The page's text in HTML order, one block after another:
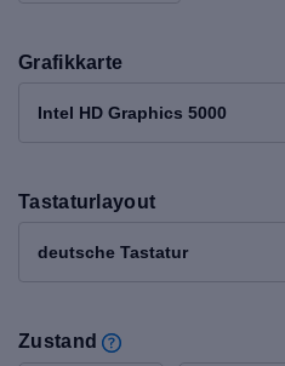
Grafikkarte
Intel HD Graphics 5000
Tastaturlayout
deutsche Tastatur
Zustand